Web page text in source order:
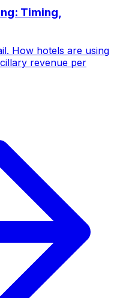
Timing,
How hotels are using
revenue per